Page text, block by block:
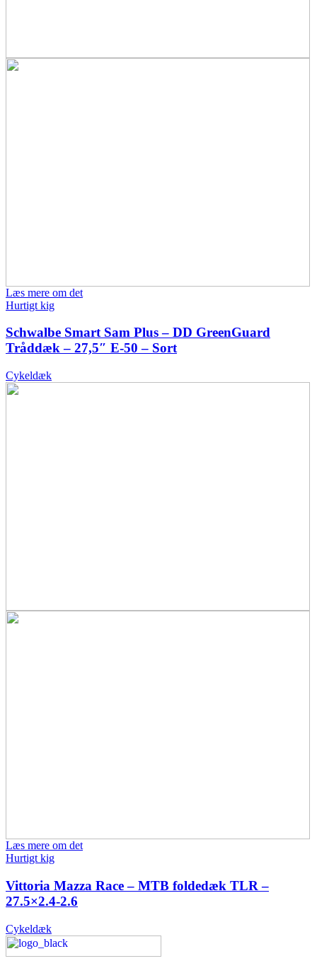
Læs mere om det
Hurtigt kig
Schwalbe Smart Sam Plus – DD GreenGuard
Tråddæk – 27,5″ E-50 – Sort
Cykeldæk
Læs mere om det
Hurtigt kig
Vittoria Mazza Race – MTB foldedæk TLR –
27.5×2.4-2.6
Cykeldæk